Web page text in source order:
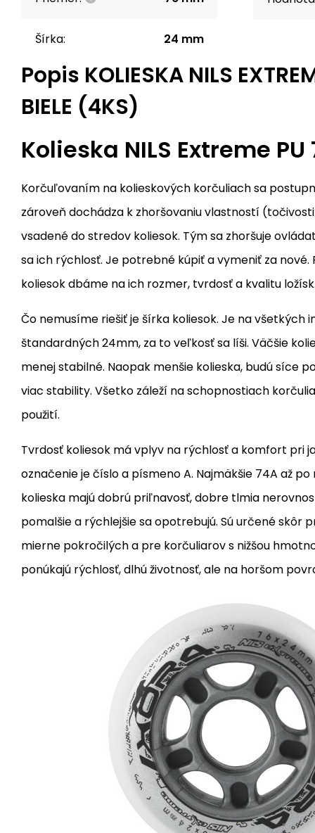
Šírka: 24 mm
Popis KOLIESKA NILS
BIELE (4KS)
Kolieska NILS Extreme
Korčuľovaním na kolieskových korčuliach sa
zároveň dochádza k zhoršovaniu vlastností
vsadené do stredov koliesok. Tým sa zhoršuje
sa ich rýchlosť. Je potrebné kúpiť a vymeniť za nové.
koliesok dbáme na ich rozmer, tvrdosť a kvalitu
Čo nemusíme riešiť je šírka koliesok. Je na všetkých
štandardných 24mm, za to veľkosť sa líši. Väčšie
menej stabilné. Naopak menšie kolieska, budú síce
viac stability. Všetko záleží na schopnostiach
použití.
Tvrdosť koliesok má vplyv na rýchlosť a komfort pri
označenie je číslo a písmeno A. Najmäkšie 74A až po
kolieska majú dobrú priľnavosť, dobre tlmia
pomalšie a rýchlejšie sa opotrebujú. Sú určené skôr
mierne pokročilých a pre korčuliarov s nižšou
ponúkajú rýchlosť, dlhú životnosť, ale na horšom